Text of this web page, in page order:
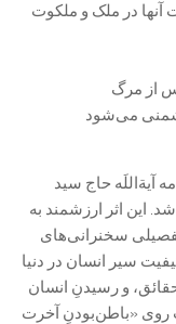
آنها در ملک و ملکوت
از مرگ
می‌شود
آیة‌اللَه حاج سید
اثر ارزشمند به
سخنرانی‌های
سیر انسان در دنیا
و رسیدنِ انسان
روی «باطن‌بودنِ آخرت